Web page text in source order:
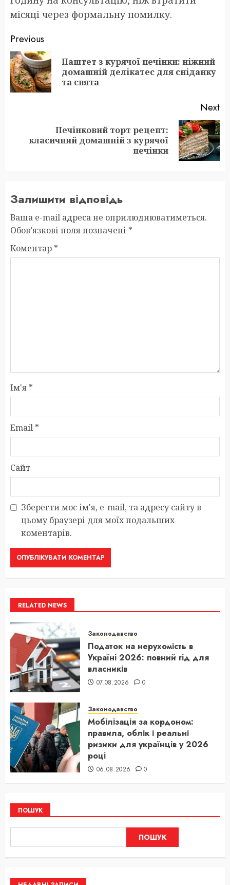
місяці через формальну помилку.
Post
navigation
Previous
Паштет з курячої печінки: ніжний
домашній делікатес для сніданку
та свята
Next
Next
Печінковий торт рецепт:
класичний домашній з курячої
печінки
Залишити відповідь
Ваша e-mail адреса не оприлюднюватиметься.
Обов’язкові поля позначені *
Коментар *
Ім'я *
Email *
Сайт
Зберегти моє ім'я, e-mail, та адресу сайту в
цьому браузері для моїх подальших
коментарів.
RELATED NEWS
Законодавство
Податок на нерухомість в
Україні 2026: повний гід для
власників
07.08.2026 0
Законодавство
Мобілізація за кордоном:
правила, облік і реальні
ризики для українців у 2026
році
06.08.2026 0
ПОШУК
ПОШУК